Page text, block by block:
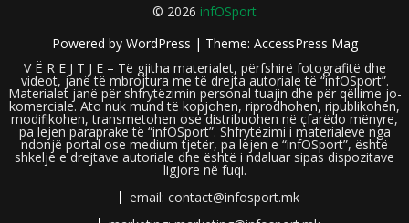
© 2026 infOSport
Powered by WordPress | Theme: AccessPress Mag
V Ë R E J T J E – Të gjitha materialet, përfshirë fotografitë dhe
videot, janë të mbrojtura me të drejta autoriale të “infOSport”.
Materialet janë për shfrytëzimin personal tuajin dhe për qëllime jo-
komerciale. Ato nuk mund të kopjohen, riprodhohen, ripublikohen,
modifikohen, transmetohen ose distribuohen në çfarëdo mënyre,
pa lejen paraprake të “infOSport”. Shfrytëzimi i materialeve nga
ndonjë portal ose medium tjetër, pa lejen e “infOSport”, është
shkelje e drejtave autoriale dhe është i ndaluar sipas dispozitave
ligjore në fuqi.
email: contact@infosport.mk